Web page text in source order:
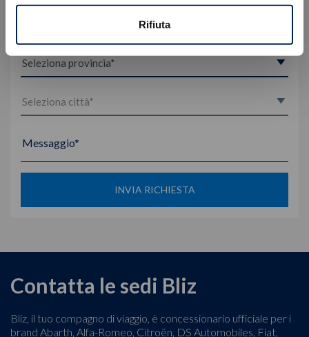
Rifiuta
Messaggio*
INVIA RICHIESTA
Contatta le sedi Bliz
Bliz, il tuo compagno di viaggio, è concessionario ufficiale per i
brand Abarth, Alfa-Romeo, Citroën, DS Automobiles, Fiat,